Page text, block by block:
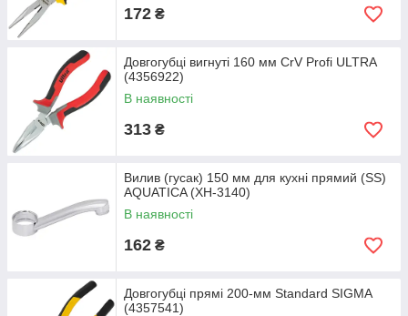
172 ₴
Довгогубці вигнуті 160 мм CrV Profi ULTRA
(4356922)
В наявності
313 ₴
Вилив (гусак) 150 мм для кухні прямий (SS)
AQUATICA (XH-3140)
В наявності
162 ₴
Довгогубці прямі 200-мм Standard SIGMA
(4357541)